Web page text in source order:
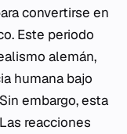
convertirse en
Este periodo
alemán,
humana bajo
embargo, esta
reacciones